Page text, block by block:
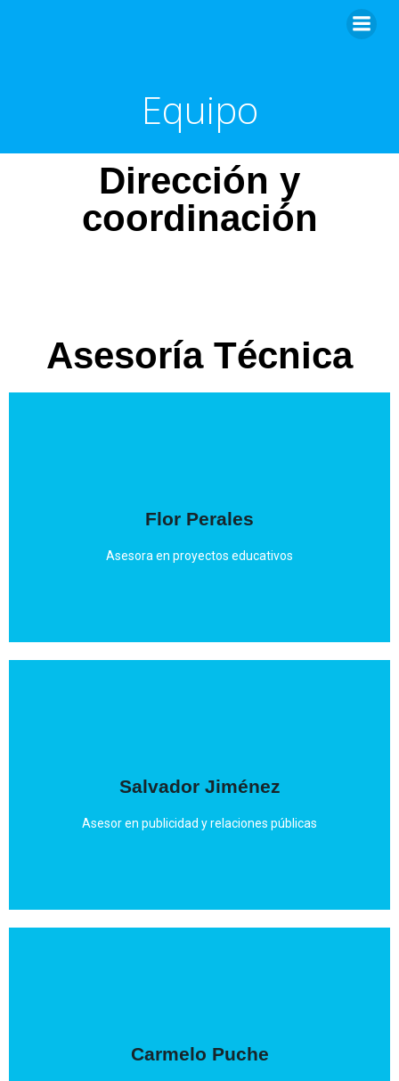
Equipo
Dirección y
coordinación
Asesoría Técnica
Flor Perales
Asesora en proyectos educativos
Maestra especialista en pedagogía terapéutica y
Salvador Jiménez
Asesor en publicidad y relaciones públicas
Graduado en publicidad, especializado en diseño y
Carmelo Puche